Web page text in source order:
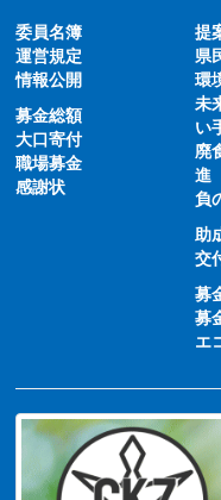
委員名簿
運営規定
情報公開
募金総額
大口寄付
職場募金
感謝状
提
県
環
未
い
廃
進
負
助
交
募
募
エ